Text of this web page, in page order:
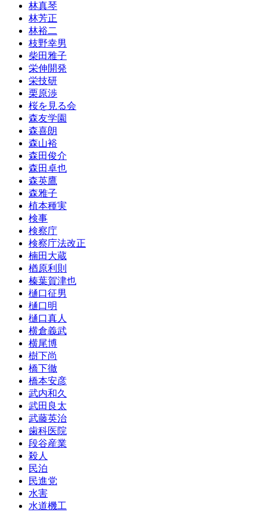
林真琴
林芳正
林裕二
枝野幸男
柴田雅子
栄伸開発
栄技研
栗原渉
桜を見る会
森友学園
森喜朗
森山裕
森田俊介
森田卓也
森英鷹
森雅子
植本種実
検事
検察庁
検察庁法改正
楠田大蔵
楢原利則
榛葉賀津也
樋口征男
樋口明
樋口真人
横倉義武
横尾博
樹下尚
橋下徹
橋本安彦
武内和久
武田良太
武藤英治
歯科医院
段谷産業
殺人
民泊
民進党
水害
水道機工